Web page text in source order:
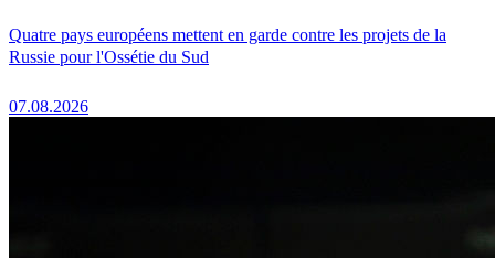
Quatre pays européens mettent en garde contre les projets de la
Russie pour l'Ossétie du Sud
07.08.2026